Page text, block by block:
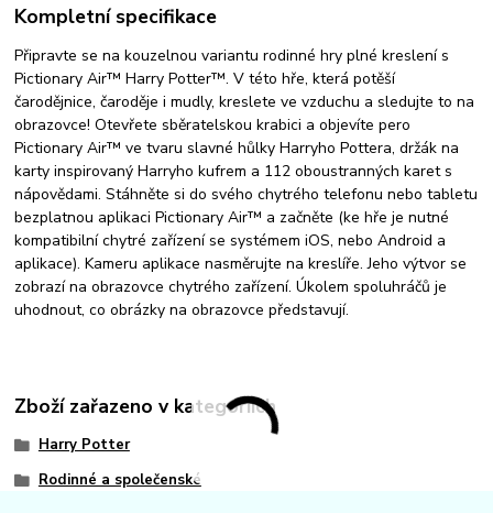
Kompletní specifikace
Připravte se na kouzelnou variantu rodinné hry plné kreslení s
Pictionary Air™ Harry Potter™. V této hře, která potěší
čarodějnice, čaroděje i mudly, kreslete ve vzduchu a sledujte to na
obrazovce! Otevřete sběratelskou krabici a objevíte pero
Pictionary Air™ ve tvaru slavné hůlky Harryho Pottera, držák na
karty inspirovaný Harryho kufrem a 112 oboustranných karet s
nápovědami. Stáhněte si do svého chytrého telefonu nebo tabletu
bezplatnou aplikaci Pictionary Air™ a začněte (ke hře je nutné
kompatibilní chytré zařízení se systémem iOS, nebo Android a
aplikace). Kameru aplikace nasměrujte na kreslíře. Jeho výtvor se
zobrazí na obrazovce chytrého zařízení. Úkolem spoluhráčů je
uhodnout, co obrázky na obrazovce představují.
Zboží zařazeno v kategoriích
Harry Potter
Rodinné a společenské